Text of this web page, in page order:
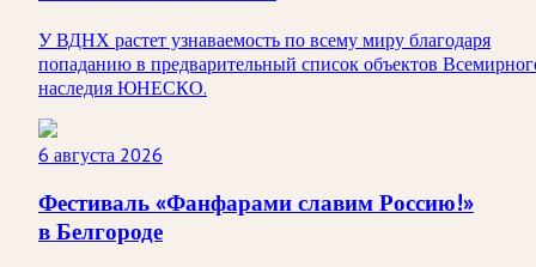
У ВДНХ растет узнаваемость по всему миру благодаря
попаданию в предварительный список объектов
наследия ЮНЕСКО.
6 августа 2026
Фестиваль «Фанфарами славим Россию!»
в Белгороде